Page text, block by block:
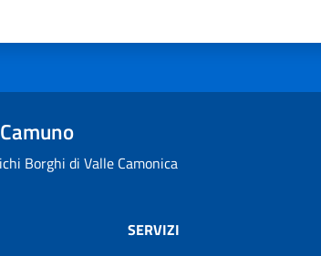
Borghi di Valle Camonica
SERVIZI